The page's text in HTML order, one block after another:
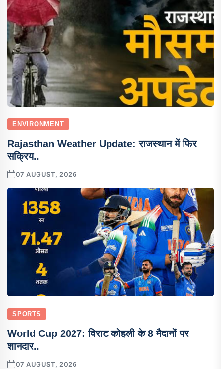
ENVIRONMENT
Rajasthan Weather Update: राजस्थान में फिर
सक्रिय..
07 AUGUST, 2026
SPORTS
World Cup 2027: विराट कोहली के 8 मैदानों पर
शानदार..
07 AUGUST, 2026